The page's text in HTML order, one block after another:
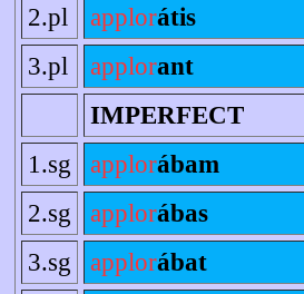
2.pl
applorátis
3.pl
applorant
IMPERFECT
1.sg
applorábam
2.sg
applorábas
3.sg
applorábat